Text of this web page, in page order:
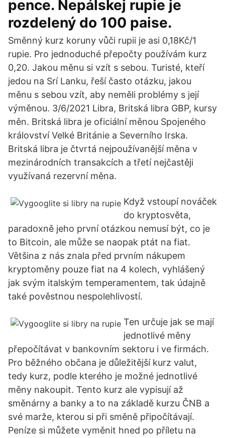
pence. Nepálskej rupie je
rozdelený do 100 paise.
Směnný kurz koruny vůči rupii je asi 0,18Kč/1
rupie. Pro jednoduché přepočty používám kurz
0,20. Jakou měnu si vzít s sebou. Turisté, kteří
jedou na Srí Lanku, řeší často otázku, jakou
měnu s sebou vzít, aby neměli problémy s její
výměnou. 3/6/2021 Libra, Britská libra GBP, kursy
měn. Britská libra je oficiální měnou Spojeného
království Velké Británie a Severního Irska.
Britská libra je čtvrtá nejpoužívanější měna v
mezinárodních transakcích a třetí nejčastěji
využívaná rezervní měna.
Když vstoupí nováček
do kryptosvěta,
paradoxně jeho první otázkou nemusí být, co je
to Bitcoin, ale může se naopak ptát na fiat.
Většina z nás znala před prvním nákupem
kryptoměny pouze fiat na 4 kolech, vyhlášený
jak svým italským temperamentem, tak údajně
také pověstnou nespolehlivostí.
Ten určuje jak se mají
jednotlivé měny
přepočítávat v bankovním sektoru i ve firmách.
Pro běžného občana je důležitější kurz valut,
tedy kurz, podle kterého je možné jednotlivé
měny nakoupit. Tento kurz ale vypisují až
směnárny a banky a to na základě kurzu ČNB a
své marže, kterou si při směně připočítávají.
Peníze si můžete vyměnit hned po příletu na